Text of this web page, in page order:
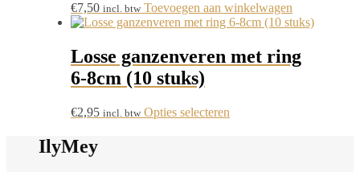
optie
kan
worden
op
€7,50 incl. btw Toevoegen aan winkelwagen
Losse ganzenveren met ring
6-8cm (10 stuks)
€2,95 incl. btw Opties selecteren
IlyMey